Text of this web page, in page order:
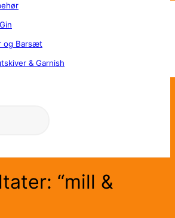
og Barsæt
& Garnish
“mill &